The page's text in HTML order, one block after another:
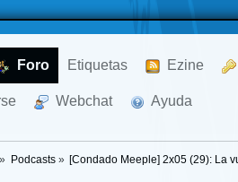
Foro Etiquetas Ezine
Webchat Ayuda
Podcasts» [Condado Meeple] 2x05 (29): La